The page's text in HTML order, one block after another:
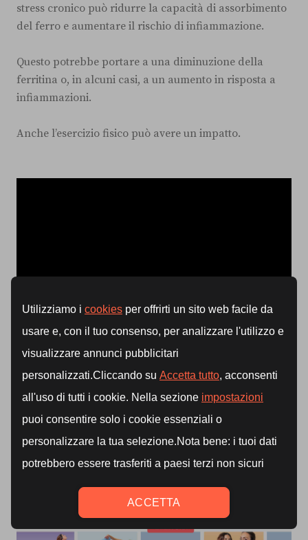
stress cronico può ridurre la capacità di assorbimento
del ferro e aumentare il rischio di infiammazione.
Questo potrebbe portare a una diminuzione della
ferritina o, in alcuni casi, a un aumento in risposta a
infiammazioni.
Anche l’esercizio fisico può avere un impatto.
Allenamenti intensipossono comportare una perdita
di ferro attraverso la sudorazione e microtraumi
muscolari, aumentando il fabbisogno di ferro.
con unadieta bilanciata, può sostenere i livelli di
ferritina nel lungo termine.